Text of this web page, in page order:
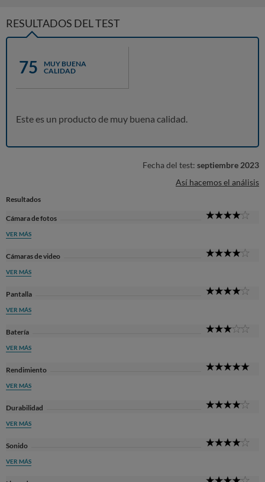
RESULTADOS DEL TEST
75
MUY BUENA
CALIDAD
Este es un producto de muy buena calidad.
Fecha del test: septiembre 2023
Así hacemos el análisis
Resultados
Cámara de fotos
VER MÁS
Cámaras de video
VER MÁS
Pantalla
VER MÁS
Batería
VER MÁS
Rendimiento
VER MÁS
Durabilidad
VER MÁS
Sonido
VER MÁS